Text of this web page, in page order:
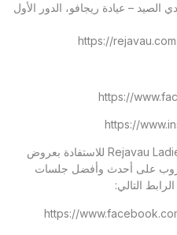
الدين أبو العز – أمام بوابه 2 نادي الصيد – عيادة ريجافو، الدور الأول
https://rejavau.com
https://
https://
كما ندعوك للانضمام لجروب Rejavau Ladies Club للاستفادة بعروض
على أحدث وأفضل جلسات
التالي:
https://